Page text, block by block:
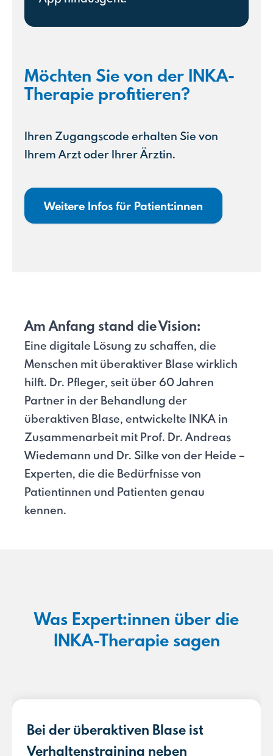
Möchten Sie von der INKA-
Therapie profitieren?
Ihren Zugangscode erhalten Sie von
Ihrem Arzt oder Ihrer Ärztin.
Weitere Infos für Patient:innen
Am Anfang stand die Vision:
Eine digitale Lösung zu schaffen, die
Menschen mit überaktiver Blase wirklich
hilft. Dr. Pfleger, seit über 60 Jahren
Partner in der Behandlung der
überaktiven Blase, entwickelte INKA in
Zusammenarbeit mit Prof. Dr. Andreas
Wiedemann und Dr. Silke von der Heide –
Experten, die die Bedürfnisse von
Patientinnen und Patienten genau
kennen.
Was Expert:innen über die
INKA-Therapie sagen
Bei der überaktiven Blase ist
Verhaltenstraining neben